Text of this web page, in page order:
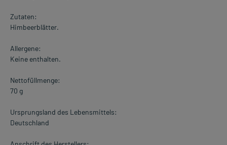
Zutaten:
Himbeerblätter.
Allergene:
Keine enthalten.
Nettofüllmenge:
70 g
Ursprungsland des Lebensmittels:
Deutschland